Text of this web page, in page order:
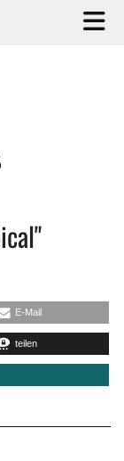
E-Mail
teilen